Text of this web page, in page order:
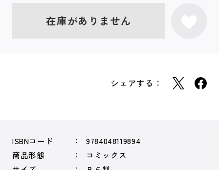
在庫がありません
シェアする：
ISBNコード
9784048119894
商品形態
コミックス